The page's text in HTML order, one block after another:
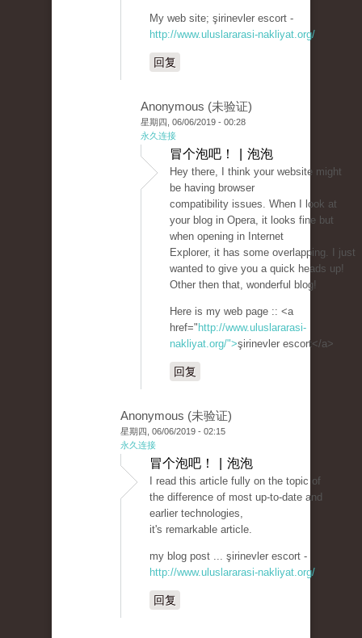
My web site; şirinevler escort -
http://www.uluslararasi-nakliyat.org/
回复
Anonymous (未验证)
星期四, 06/06/2019 - 00:28
永久连接
冒个泡吧！ | 泡泡
Hey there, I think your website might
be having browser
compatibility issues. When I look at
your blog in Opera, it looks fine but
when opening in Internet
Explorer, it has some overlapping. I just
wanted to give you a quick heads up!
Other then that, wonderful blog!
Here is my web page :: <a
href=" http://www.uluslararasi-
nakliyat.org/">şirinevler escort</a>
回复
Anonymous (未验证)
星期四, 06/06/2019 - 02:15
永久连接
冒个泡吧！ | 泡泡
I read this article fully on the topic of
the difference of most up-to-date and
earlier technologies,
it's remarkable article.
my blog post ... şirinevler escort -
http://www.uluslararasi-nakliyat.org/
回复